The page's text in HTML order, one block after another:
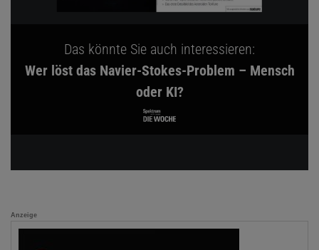
Das könnte Sie auch interessieren:
Wer löst das Navier-Stokes-Problem – Mensch
oder KI?
Anzeige